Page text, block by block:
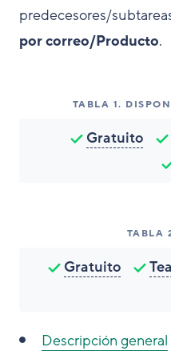
predecesores/
por correo/Producto.
TABLA 1.
Gratuito
TABLA
Gratuito
Descripción general